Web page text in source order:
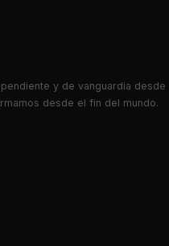
y de vanguardia desde
desde el fin del mundo.